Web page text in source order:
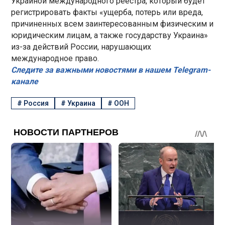
регистрировать факты «ущерба, потерь или вреда,
причиненных всем заинтересованным физическим и
юридическим лицам, а также государству Украина»
из-за действий России, нарушающих
международное право.
Следите за важными новостями в нашем Telegram-
канале
# Россия #Украина # ООН